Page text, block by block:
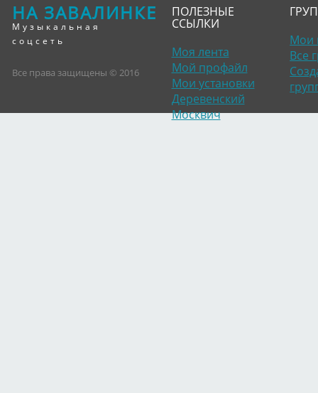
НА ЗАВАЛИНКЕ
Музыкальная
соцсеть
Все права защищены © 2016
ПОЛЕЗНЫЕ
ССЫЛКИ
Моя лента
Мой профайл
Мои установки
Деревенский
Москвич
Мои
Все